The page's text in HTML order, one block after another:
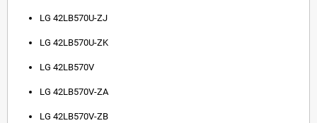
LG 42LB570U-ZJ
LG 42LB570U-ZK
LG 42LB570V
LG 42LB570V-ZA
LG 42LB570V-ZB